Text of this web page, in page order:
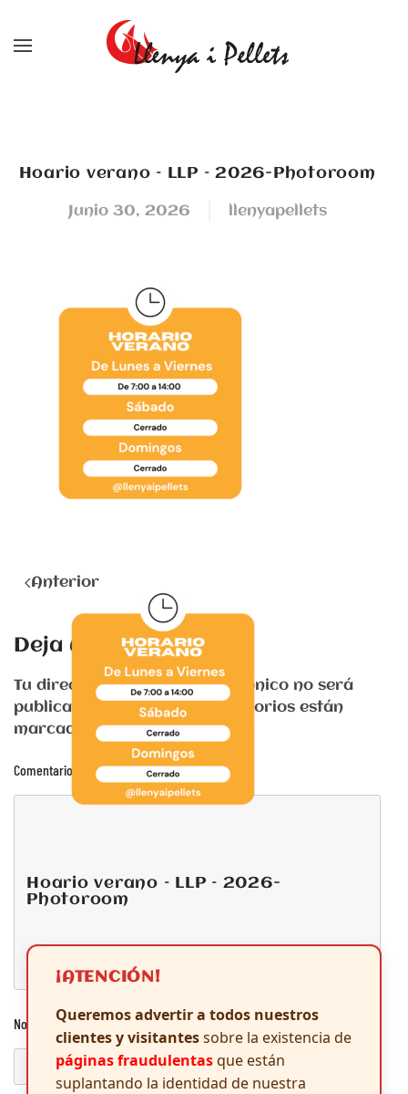
Skip to main content
Hoario verano – LLP – 2026-Photoroom
junio 30, 2026 llenyapellets
Anterior
Deja una respuesta
Tu dirección de correo electrónico no será
publicada. Los campos obligatorios están
marcados con*
Comentario
Nombre*
Hoario verano – LLP – 2026-
Photoroom
¡ATENCIÓN!
Queremos advertir a todos nuestros
clientes y visitantessobre la existencia de
páginas fraudulentasque están
suplantando la identidad de nuestra